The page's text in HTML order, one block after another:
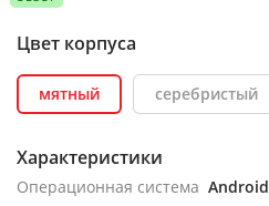
Цвет корпуса
мятный серебристый
Характеристики
Операционная система Android